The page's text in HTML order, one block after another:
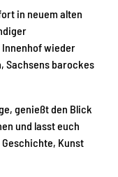
in neuem alten
wieder
Sachsens barockes
genießt den Blick
und lasst euch
Kunst